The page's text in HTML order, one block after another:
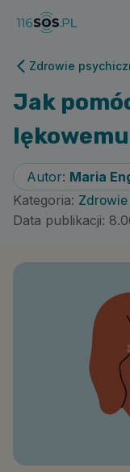
Zdrowie
Jak
Autor: Maria
Kategoria:
Data publikacji: